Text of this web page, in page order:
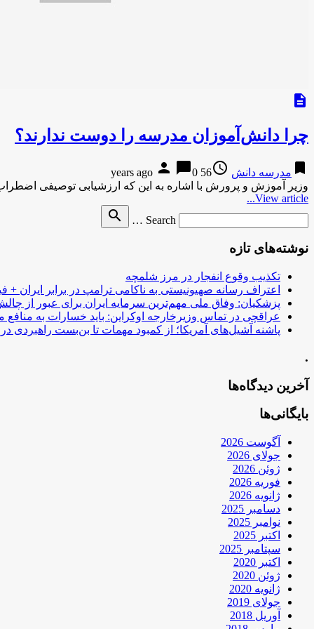
description
چرا دانش‌آموزان مدرسه را دوست ندارند؟
bookmark مدرسه دانش access_time
56 years ago
person chat_bubble0
وزیر آموزش و پرورش با اشاره به این که ارزشیابی توصیفی
View article...
Search …
search
نوشته‌های تازه
تکذیب وقوع انفجار در مرز شلمچه
اعتراف رسانه صهیونیستی به ناکامی ترامپ در برابر ایران +
پزشکیان: وفاق ملی مهم‌ترین سرمایه ایران برای عبور از
عراقچی در تماس وزیرخارجه اوکراین: باید خسارات به منافع
پاشنه آشیل‌های آمریکا؛ از کمبود مهمات تا بن‌بست راهبردی در
.
آخرین دیدگاه‌ها
بایگانی‌ها
آگوست 2026
جولای 2026
ژوئن 2026
فوریه 2026
ژانویه 2026
دسامبر 2025
نوامبر 2025
اکتبر 2025
سپتامبر 2025
اکتبر 2020
ژوئن 2020
ژانویه 2020
جولای 2019
آوریل 2018